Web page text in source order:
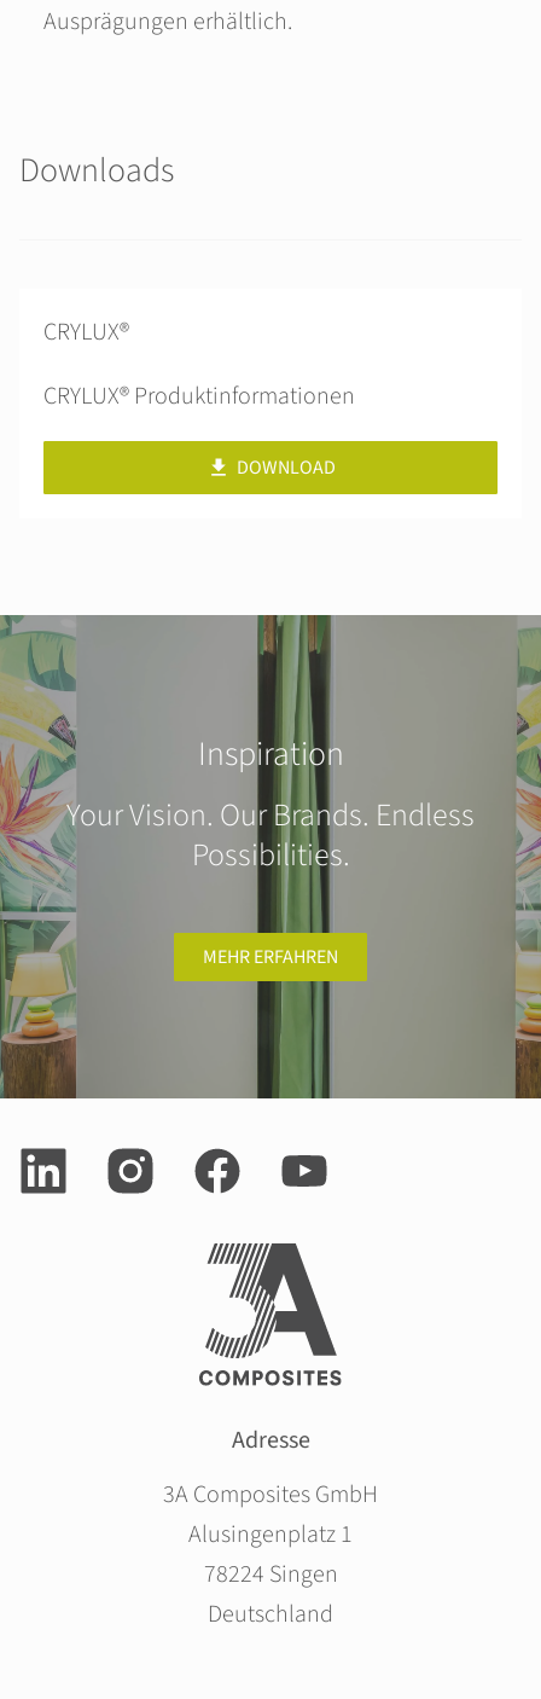
Ausprägungen erhältlich.
Downloads
CRYLUX®
CRYLUX® Produktinformationen
DOWNLOAD
Inspiration
Your Vision. Our Brands. Endless
Possibilities.
MEHR ERFAHREN
Adresse
3A Composites GmbH
Alusingenplatz 1
78224 Singen
Deutschland